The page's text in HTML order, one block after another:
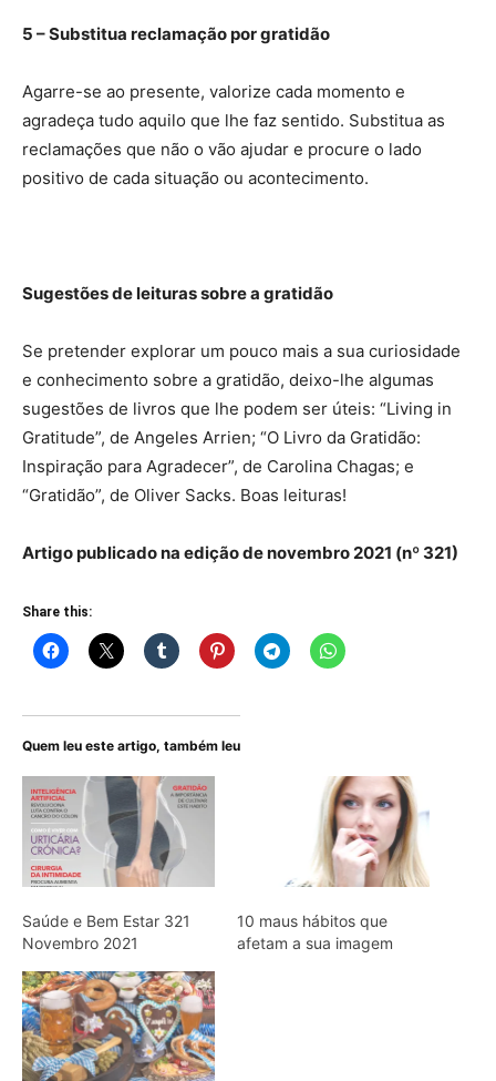
5 –Substitua reclamação por gratidão
Agarre-se ao presente, valorize cada momento e
agradeça tudo aquilo que lhe faz sentido. Substitua as
reclamações que não o vão ajudar e procure o lado
positivo de cada situação ou acontecimento.
Sugestões de leituras sobre a gratidão
Se pretender explorar um pouco mais a sua curiosidade
e conhecimento sobre a gratidão, deixo-lhe algumas
sugestões de livros que lhe podem ser úteis: “Living in
Gratitude”, de Angeles Arrien; “O Livro da Gratidão:
Inspiração para Agradecer”, de Carolina Chagas; e
“Gratidão”, de Oliver Sacks. Boas leituras!
Artigo publicado na edição de novembro 2021 (nº 321)
Share this:
Quem leu este artigo, também leu
Saúde e Bem Estar 321
Novembro 2021
10 maus hábitos que
afetam a sua imagem